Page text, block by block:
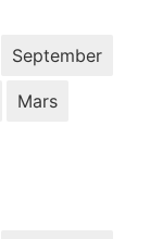
September
Mars